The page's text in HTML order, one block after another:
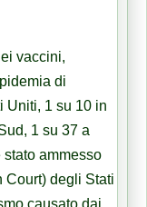
vaccini,
di
Uniti, 1 su 10 in
1 su 37 a
ammesso
Court) degli Stati